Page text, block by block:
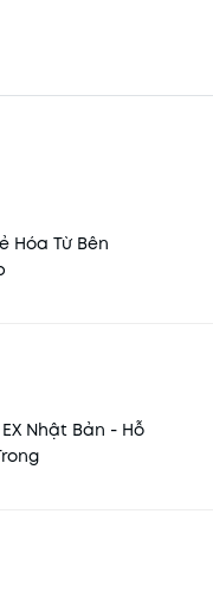
Hóa Từ Bên
Nhật Bản - Hỗ